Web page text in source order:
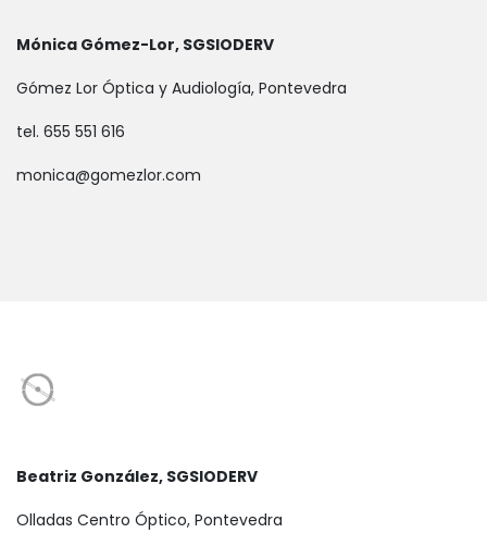
Mónica Gómez-Lor, SGSIODERV
Gómez Lor Óptica y Audiología, Pontevedra
tel. 655 551 616
monica@gomezlor.com
Beatriz González, SGSIODERV
Olladas Centro Óptico, Pontevedra